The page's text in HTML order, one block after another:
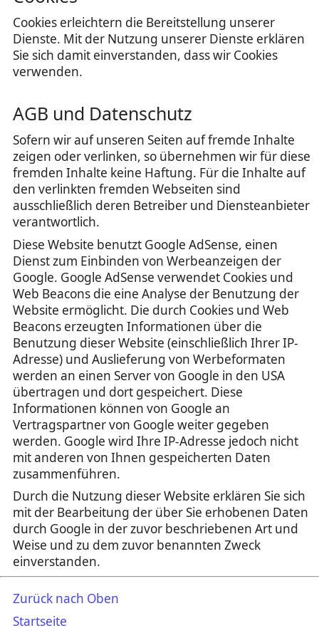
Cookies erleichtern die Bereitstellung unserer
Dienste. Mit der Nutzung unserer Dienste erklären
Sie sich damit einverstanden, dass wir Cookies
verwenden.
AGB und Datenschutz
Sofern wir auf unseren Seiten auf fremde Inhalte
zeigen oder verlinken, so übernehmen wir für diese
fremden Inhalte keine Haftung. Für die Inhalte auf
den verlinkten fremden Webseiten sind
ausschließlich deren Betreiber und Diensteanbieter
verantwortlich.
Diese Website benutzt Google AdSense, einen
Dienst zum Einbinden von Werbeanzeigen der
Google. Google AdSense verwendet Cookies und
Web Beacons die eine Analyse der Benutzung der
Website ermöglicht. Die durch Cookies und Web
Beacons erzeugten Informationen über die
Benutzung dieser Website (einschließlich Ihrer IP-
Adresse) und Auslieferung von Werbeformaten
werden an einen Server von Google in den USA
übertragen und dort gespeichert. Diese
Informationen können von Google an
Vertragspartner von Google weiter gegeben
werden. Google wird Ihre IP-Adresse jedoch nicht
mit anderen von Ihnen gespeicherten Daten
zusammenführen.
Durch die Nutzung dieser Website erklären Sie sich
mit der Bearbeitung der über Sie erhobenen Daten
durch Google in der zuvor beschriebenen Art und
Weise und zu dem zuvor benannten Zweck
einverstanden.
Zurück nach Oben
Startseite